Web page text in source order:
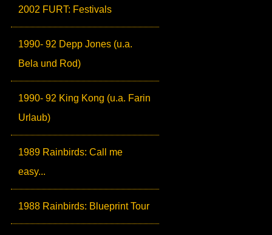
2002 FURT: Festivals
1990- 92 Depp Jones (u.a.
Bela und Rod)
1990- 92 King Kong (u.a. Farin
Urlaub)
1989 Rainbirds: Call me
easy...
1988 Rainbirds: Blueprint Tour